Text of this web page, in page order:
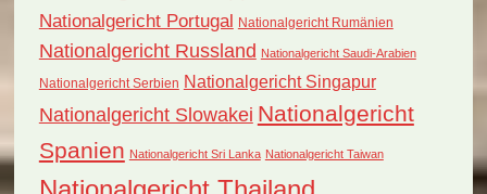
Nationalgericht Portugal Nationalgericht Rumänien
Nationalgericht Russland Nationalgericht Saudi-Arabien
Nationalgericht Serbien Nationalgericht Singapur
Nationalgericht Slowakei Nationalgericht
Spanien Nationalgericht Sri Lanka Nationalgericht Taiwan